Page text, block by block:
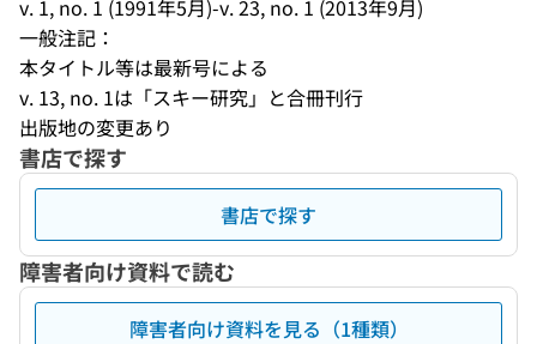
v. 1, no. 1 (1991年5月)-v. 23, no. 1 (2013年9月)
一般注記：
本タイトル等は最新号による
v. 13, no. 1は「スキー研究」と合冊刊行
出版地の変更あり
書店で探す
書店で探す
障害者向け資料で読む
障害者向け資料を見る（1種類）